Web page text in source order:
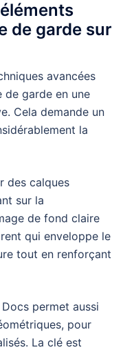
de garde sur
avancées
de garde en une
Cela demande un
la
des calques
sur la
de fond claire
qui enveloppe le
tout en renforçant
permet aussi
pour
La clé est